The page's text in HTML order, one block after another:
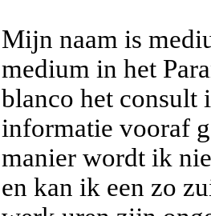
Mijn naam is
medium in het
blanco het consult
informatie vooraf
manier wordt ik
en kan ik een zo